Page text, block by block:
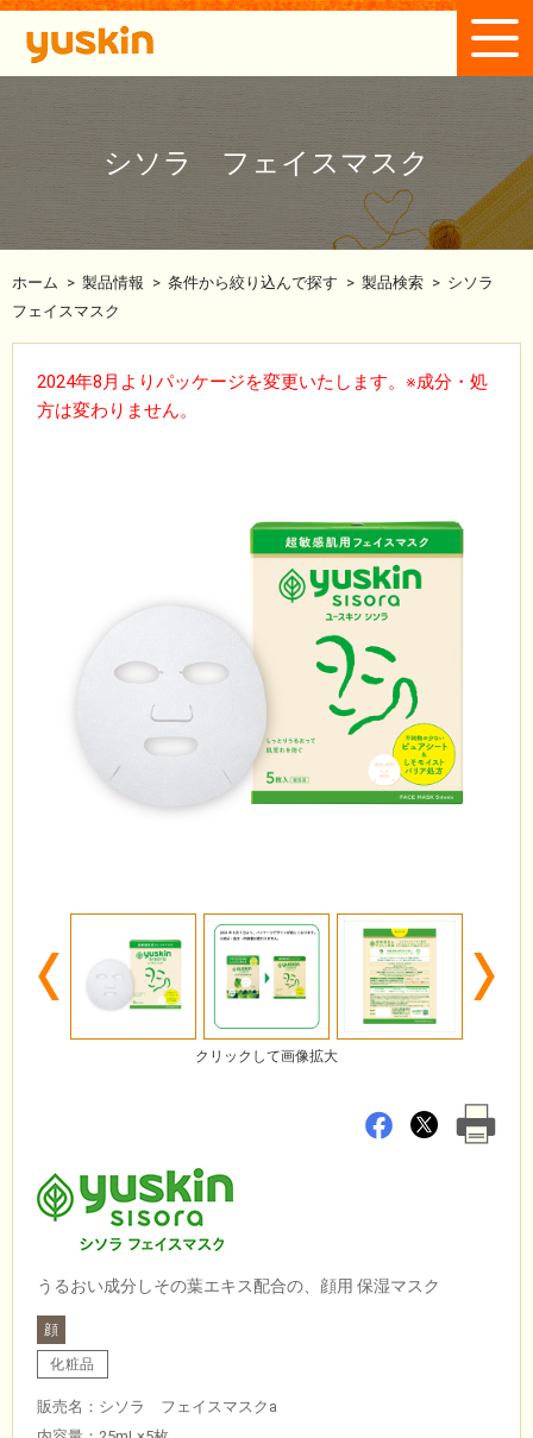
シソラ フェイスマスク
ホーム > 製品情報 > 条件から絞り込んで探す > 製品検索 > シソラ
フェイスマスク
2024年8月よりパッケージを変更いたします。※成分・処
方は変わりません。
Previous
クリックして画像拡大
うるおい成分しその葉エキス配合の、顔用 保湿マスク
顔
化粧品
販売名：シソラ フェイスマスクa